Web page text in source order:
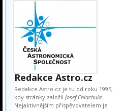
Redakce Astro.cz
Redakce Astro.cz je tu od roku 1995,
kdy stránky založil Josef Chlachula.
Nejaktivnějším přispěvovatelem je